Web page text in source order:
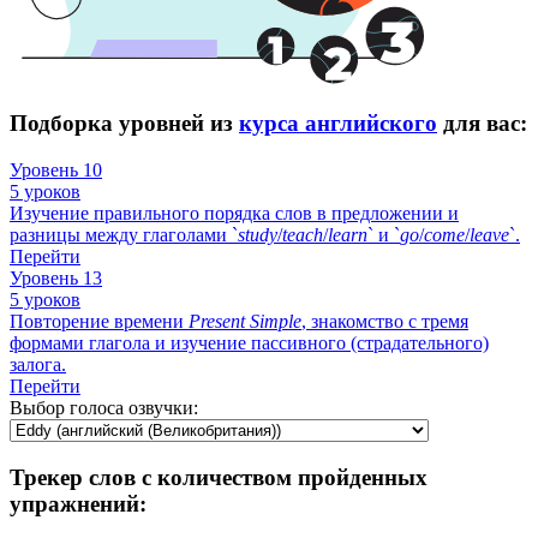
Подборка уровней из курса английского для вас:
Уровень 10
5 уроков
Изучение правильного порядка слов в предложении и
разницы между глаголами `study/teach/learn` и `go/come/leave`.
Перейти
Уровень 13
5 уроков
Повторение времени Present Simple, знакомство с тремя
формами глагола и изучение пассивного (страдательного)
залога.
Перейти
Выбор голоса озвучки:
Трекер слов с количеством пройденных
упражнений: